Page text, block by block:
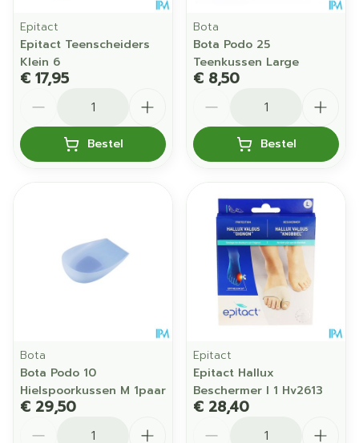
Epitact
Epitact Teenscheiders
Klein 6
€ 17,95
Bestel
Bota
Bota Podo 25
Teenkussen Large
€ 8,50
Bestel
Bota
Bota Podo 10
Hielspoorkussen M 1paar
€ 29,50
Epitact
Epitact Hallux
Beschermer l 1 Hv2613
€ 28,40